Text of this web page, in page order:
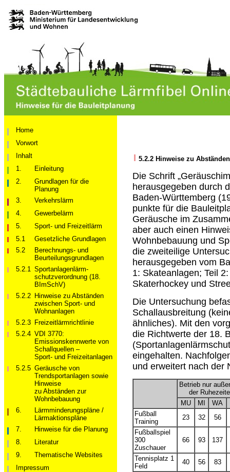
Home
Vorwort
Inhalt
1.
Einleitung
2.
Grundlagen für die
Planung
3.
Verkehrslärm
4.
Gewerbelärm
5.
Sport- und Freizeitlärm
5.1
Gesetzliche Grundlagen
5.2
Berechnungs- und
Beurteilungsgrundlagen
5.2.1 Sportanlagenlärm­
schutzverordnung (18.
BImSchV)
5.2.2 Hinweise zu Abständen
zwischen Sport- und
Wohnanlagen
5.2.3 Freizeitlärmrichtlinie
5.2.4 VDI 3770:
Emissionskennwerte von
Schallquellen –
Sport- und Freizeitanlagen
5.2.5 Geräusche von
Trendsportanlagen sowie
Hinweise
zu Abständen zur
Wohnbebauung
6.
Lärmminderungspläne /
Lärmaktionspläne
7.
Hinweise für die Planung
8.
Literatur
9.
Thematische Websites
Impressum
5.2.2 Hinweise zu
Die Schrift
herausgegeben durch
Baden-Württemberg
punkte für die
Geräusche im
aber auch einen
Wohnbebauung und
die zweiteilige
herausgegeben vom
1: Skateanlagen; Teil
Skaterhockey und
Die Untersuchung
Schallausbreitung
ähnliches). Mit den
die Richtwerte der 18.
eingehalten.
und erweitert nach der
Betrieb nur
der
MU
MI
WA
Fußball
Training
23 32
56
Fußballspiel
300
Zuschauer
66 93 137
Tennisplatz 1
Feld
40 56
83